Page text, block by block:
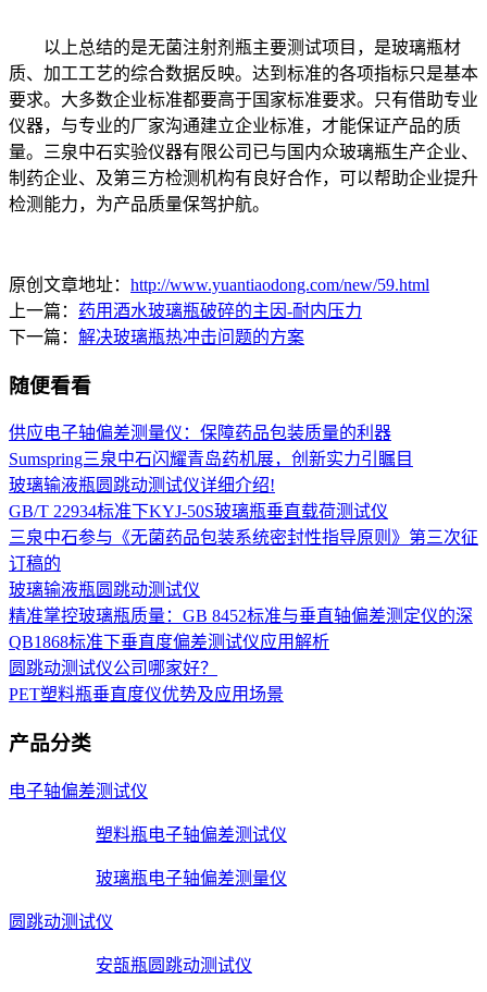
以上总结的是无菌注射剂瓶主要测试项目，是玻璃瓶材
质、加工工艺的综合数据反映。达到标准的各项指标只是基本
要求。大多数企业标准都要高于国家标准要求。只有借助专业
仪器，与专业的厂家沟通建立企业标准，才能保证产品的质
量。三泉中石实验仪器有限公司已与国内众玻璃瓶生产企业、
制药企业、及第三方检测机构有良好合作，可以帮助企业提升
检测能力，为产品质量保驾护航。
原创文章地址： http://www.yuantiaodong.com/new/59.html
上一篇： 药用酒水玻璃瓶破碎的主因-耐内压力
下一篇： 解决玻璃瓶热冲击问题的方案
随便看看
供应电子轴偏差测量仪：保障药品包装质量的利器
Sumspring三泉中石闪耀青岛药机展，创新实力引瞩目
玻璃输液瓶圆跳动测试仪详细介绍!
GB/T 22934标准下KYJ-50S玻璃瓶垂直载荷测试仪
三泉中石参与《无菌药品包装系统密封性指导原则》第三次征
订稿的
玻璃输液瓶圆跳动测试仪
精准掌控玻璃瓶质量：GB 8452标准与垂直轴偏差测定仪的深
QB1868标准下垂直度偏差测试仪应用解析
圆跳动测试仪公司哪家好？
PET塑料瓶垂直度仪优势及应用场景
产品分类
电子轴偏差测试仪
塑料瓶电子轴偏差测试仪
玻璃瓶电子轴偏差测量仪
圆跳动测试仪
安瓿瓶圆跳动测试仪